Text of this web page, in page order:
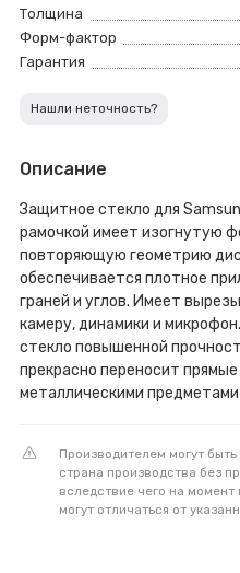
Толщина
Форм-фактор
Гарантия
Нашли неточность?
Описание
Защитное стекло для
рамочкой имеет изогнутую
повторяющую геометрию
обеспечивается плотное
граней и углов. Имеет
камеру, динамики и
стекло повышенной
прекрасно переносит
металлическими
Производителем могут
страна производства без
вследствие чего на
могут отличаться от